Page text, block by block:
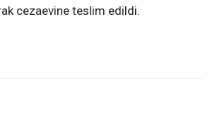
cezaevine teslim edildi.